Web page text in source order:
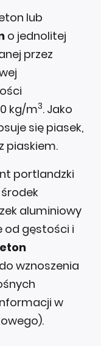
lub
o jednolitej
przez
kg/m3. Jako
się piasek,
piaskiem.
portlandzki
aluminiowy
od gęstości i
wznoszenia
w